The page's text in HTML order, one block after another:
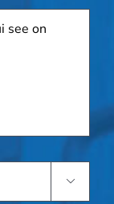
